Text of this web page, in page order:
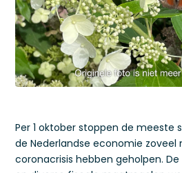
Per 1 oktober stoppen de meeste
de Nederlandse economie zoveel
coronacrisis hebben geholpen. De